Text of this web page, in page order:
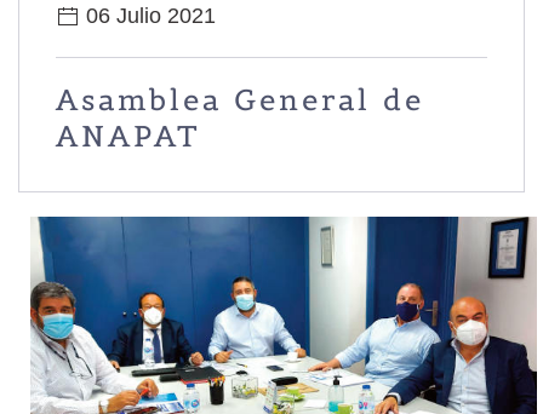
06 Julio 2021
Asamblea General de
ANAPAT